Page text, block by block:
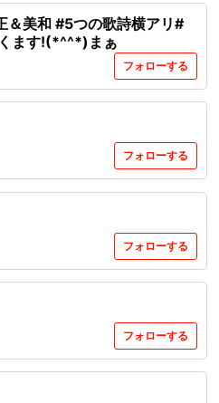
美和 #5つの歌詩横アリ#
ます!(*^^*)まぁ
フォローする
フォローする
フォローする
フォローする